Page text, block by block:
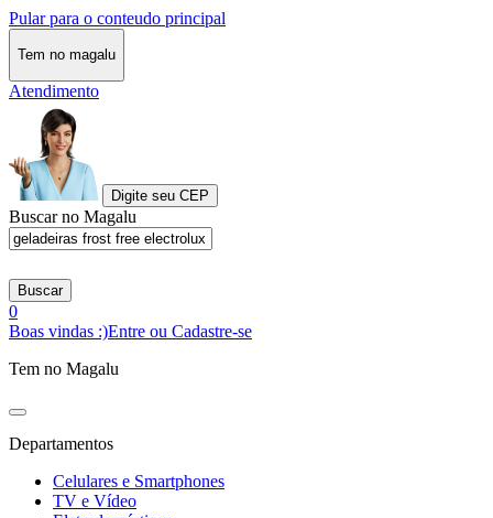
Pular para o conteudo principal
Tem no magalu
Atendimento
Digite seu CEP
Buscar no Magalu
Buscar
0
Boas vindas :)Entre ou Cadastre-se
Tem no Magalu
Departamentos
Celulares e Smartphones
TV e Vídeo